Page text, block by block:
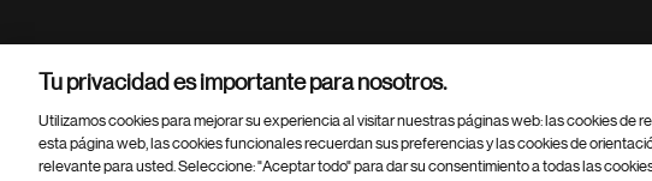
Parte
© 2026 Novartis AG
Tu privacidad es importante para nosotros.
Utilizamos cookies para mejorar su experiencia al visitar nuestras páginas web: las cookies de
esta página web, las cookies funcionales recuerdan sus preferencias y las cookies de
relevante para usted. Seleccione: "Aceptar todo" para dar su consentimiento a todas las